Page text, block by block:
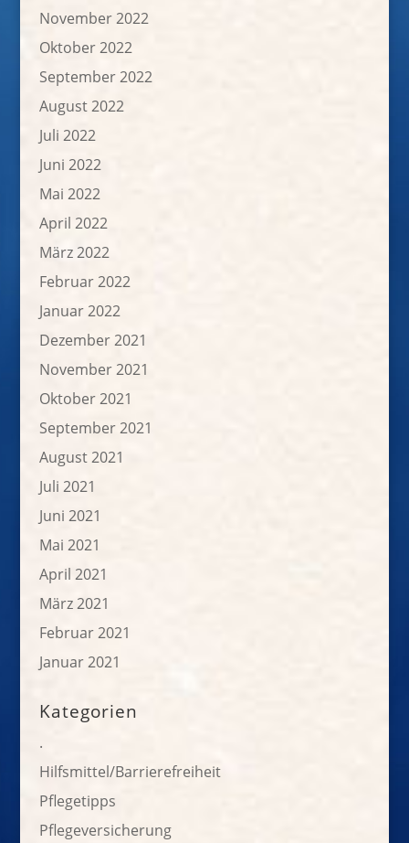
November 2022
Oktober 2022
September 2022
August 2022
Juli 2022
Juni 2022
Mai 2022
April 2022
März 2022
Februar 2022
Januar 2022
Dezember 2021
November 2021
Oktober 2021
September 2021
August 2021
Juli 2021
Juni 2021
Mai 2021
April 2021
März 2021
Februar 2021
Januar 2021
Kategorien
.
Hilfsmittel/Barrierefreiheit
Pflegetipps
Pflegeversicherung